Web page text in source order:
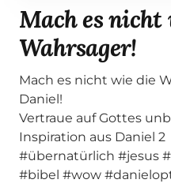
Mach es nicht
Wahrsager!
Mach es nicht wie die
Daniel!
Vertraue auf Gottes
Inspiration aus Daniel 2
#übernatürlich #jesus
#bibel #wow